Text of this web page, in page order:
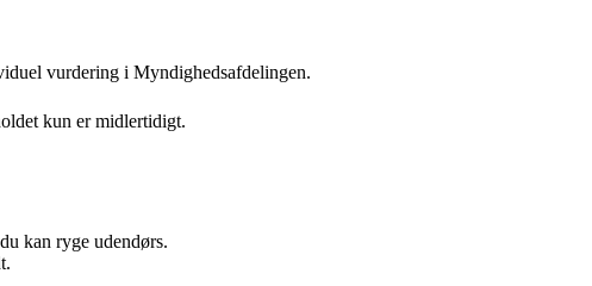
vurdering i Myndighedsafdelingen.
kun er midlertidigt.
kan ryge udendørs.